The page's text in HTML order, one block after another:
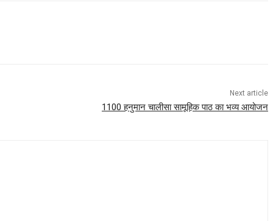
Next article
1100 हनुमान चालीसा सामूहिक पाठ का भव्य आयोजन